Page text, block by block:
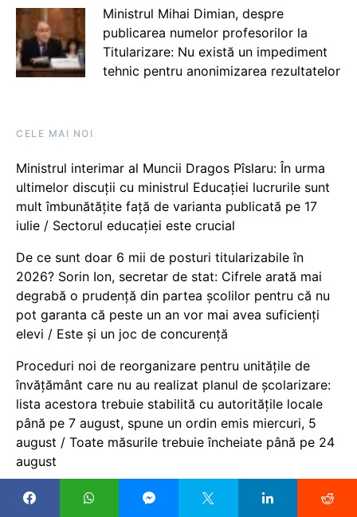
Ministrul Mihai Dimian, despre
publicarea numelor profesorilor la
Titularizare: Nu există un impediment
tehnic pentru anonimizarea rezultatelor
CELE MAI NOI
Ministrul interimar al Muncii Dragos Pîslaru: În urma
ultimelor discuții cu ministrul Educației lucrurile sunt
mult îmbunătățite față de varianta publicată pe 17
iulie / Sectorul educației este crucial
De ce sunt doar 6 mii de posturi titularizabile în
2026? Sorin Ion, secretar de stat: Cifrele arată mai
degrabă o prudență din partea școlilor pentru că nu
pot garanta că peste un an vor mai avea suficienți
elevi / Este și un joc de concurență
Proceduri noi de reorganizare pentru unitățile de
învățământ care nu au realizat planul de școlarizare:
lista acestora trebuie stabilită cu autoritățile locale
până pe 7 august, spune un ordin emis miercuri, 5
august / Toate măsurile trebuie încheiate până pe 24
august
Șeful ISJ Gorj, alți 8 inspectori și personal auxiliar